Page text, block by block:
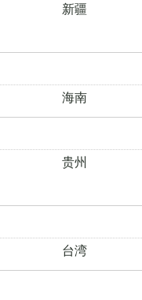
新疆
海南
贵州
台湾